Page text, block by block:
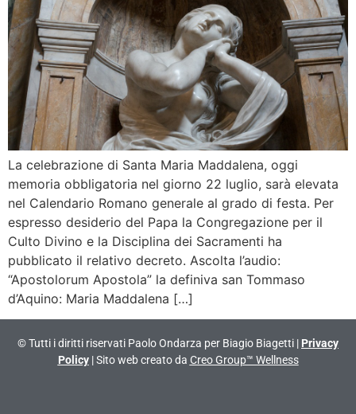
La celebrazione di Santa Maria Maddalena, oggi
memoria obbligatoria nel giorno 22 luglio, sarà elevata
nel Calendario Romano generale al grado di festa. Per
espresso desiderio del Papa la Congregazione per il
Culto Divino e la Disciplina dei Sacramenti ha
pubblicato il relativo decreto. Ascolta l’audio:
“Apostolorum Apostola” la definiva san Tommaso
d’Aquino: Maria Maddalena […]
© Tutti i diritti riservati Paolo Ondarza per Biagio Biagetti | Privacy
Policy| Sito web creato da Creo Group™ Wellness